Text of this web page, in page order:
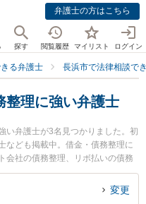
弁護士の方はこちら
探す 閲覧履歴 マイリスト ログイン
る弁護士 長浜市で法律相談で
整理に強い弁護士
い弁護士が3名見つかりました。初
なども掲載中。借金・債務整理に
会社の債務整理、リボ払いの債務
便利です。特に湖北法律事務所の
玖鳥弁護士、弁護士法人新白河総
のプロフィール情報や弁護士費
変更